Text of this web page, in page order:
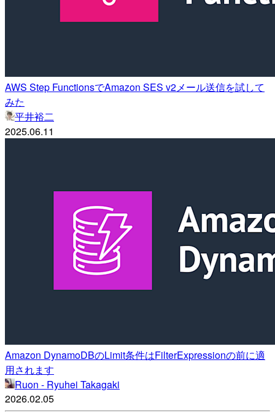
AWS Step FunctionsでAmazon SES v2メール送信を試して
みた
平井裕二
2025.06.11
Amazon DynamoDBのLimit条件はFilterExpressionの前に適
用されます
Ruon - Ryuhei Takagaki
2026.02.05